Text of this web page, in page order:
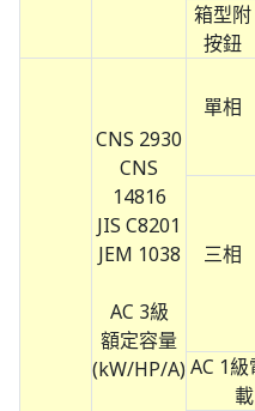
箱型附
按鈕
CNS 2930
CNS
14816
JIS C8201
JEM 1038
AC 3級
額定容量
(kW/HP/A)
單相
三相
AC 1